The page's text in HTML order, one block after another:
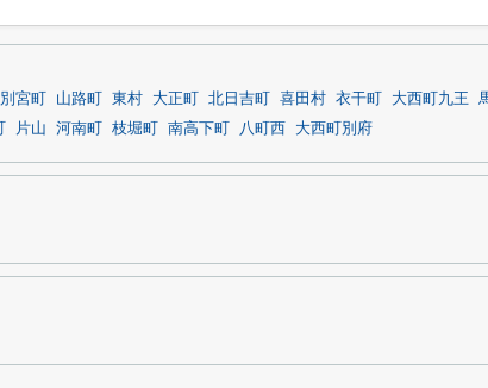
別宮町 山路町 東村 大正町 北日吉町 喜田村 衣干町 大西町九王
片山 河南町 枝堀町 南高下町 八町西 大西町別府